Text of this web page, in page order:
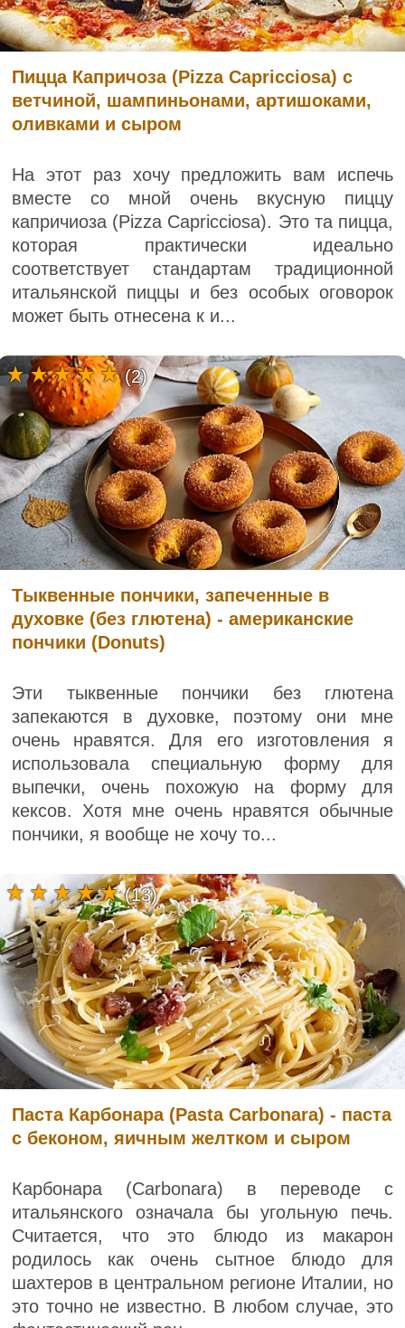
Пицца Капричоза (Pizza Capricciosa) с
ветчиной, шампиньонами, артишоками,
оливками и сыром
На этот раз хочу предложить вам испечь
вместе со мной очень вкусную пиццу
капричиоза (Pizza Capricciosa). Это та пицца,
которая практически идеально
соответствует стандартам традиционной
итальянской пиццы и без особых оговорок
может быть отнесена к и...
Тыквенные пончики, запеченные в
духовке (без глютена) - американские
пончики (Donuts)
Эти тыквенные пончики без глютена
запекаются в духовке, поэтому они мне
очень нравятся. Для его изготовления я
использовала специальную форму для
выпечки, очень похожую на форму для
кексов. Хотя мне очень нравятся обычные
пончики, я вообще не хочу то...
(2)
Паста Карбонара (Pasta Carbonara) - паста
с беконом, яичным желтком и сыром
Карбонара (Carbonara) в переводе с
итальянского означала бы угольную печь.
Считается, что это блюдо из макарон
родилось как очень сытное блюдо для
шахтеров в центральном регионе Италии, но
это точно не известно. В любом случае, это
(13)